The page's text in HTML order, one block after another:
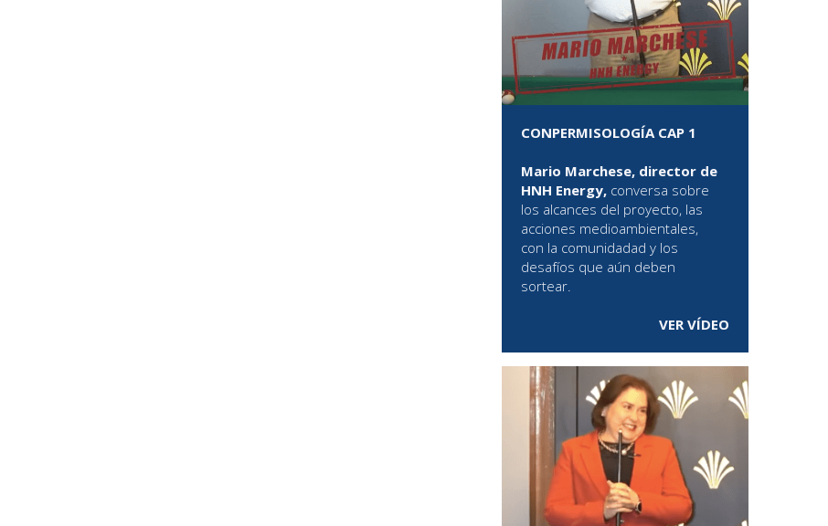
CONPERMISOLOGÍA CAP 1
Mario Marchese, director de
HNH Energy, conversa sobre
los alcances del proyecto, las
acciones medioambientales,
con la comunidadad y los
desafíos que aún deben
sortear.
VER VÍDEO